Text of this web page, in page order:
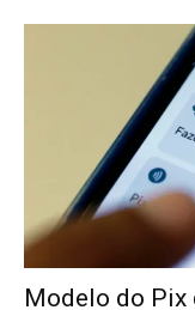
Modelo do Pix